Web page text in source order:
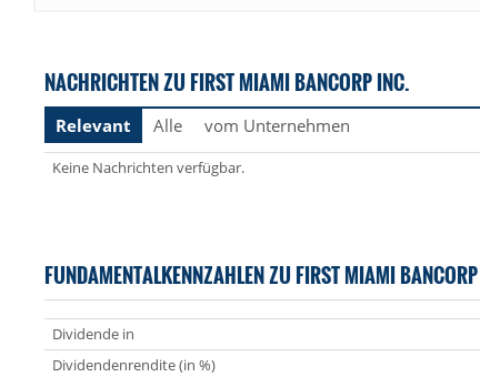
NACHRICHTEN ZU FIRST MIAMI BANCORP INC.
Relevant Alle vom Unternehmen
Keine Nachrichten verfügbar.
FUNDAMENTALKENNZAHLEN ZU FIRST MIAMI BANCORP
Dividende in
Dividendenrendite (in %)